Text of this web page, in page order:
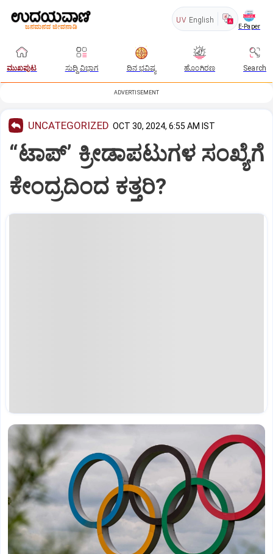
UV English
E-Paper
ಮುಖಪುಟ ಸುದ್ದಿ ವಿಭಾಗ ದಿನ ಭವಿಷ್ಯ ಹೊಂಗಿರಣ Search
ADVERTISEMENT
UNCATEGORIZED OCT 30, 2024, 6:55 AM IST
“ಟಾಪ್‌’ ಕ್ರೀಡಾಪಟುಗಳ ಸಂಖ್ಯೆಗೆ
ಕೇಂದ್ರದಿಂದ ಕತ್ತರಿ?